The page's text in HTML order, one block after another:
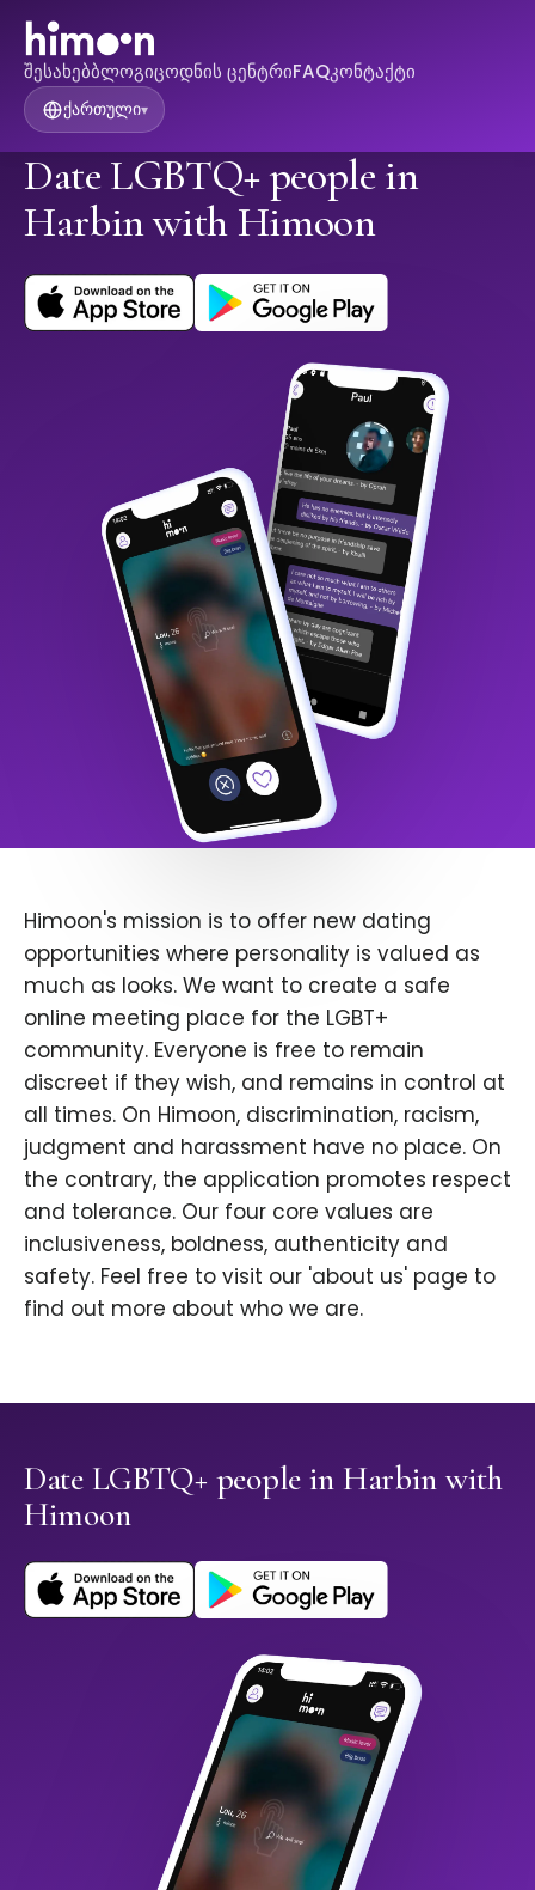
შესახებბლოგიცოდნის ცენტრიFAQკონტაქტი
ქართული▾
Date LGBTQ+ people in
Harbin with Himoon
Himoon's mission is to offer new dating
opportunities where personality is valued as
much as looks. We want to create a safe
online meeting place for the LGBT+
community. Everyone is free to remain
discreet if they wish, and remains in control at
all times. On Himoon, discrimination, racism,
judgment and harassment have no place. On
the contrary, the application promotes respect
and tolerance. Our four core values are
inclusiveness, boldness, authenticity and
safety. Feel free to visit our 'about us' page to
find out more about who we are.
Date LGBTQ+ people in Harbin with
Himoon